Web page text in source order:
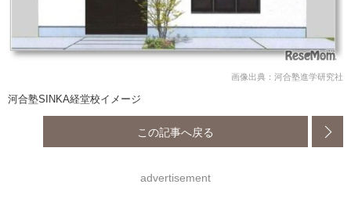
画像出典：河合塾進学研究社
河合塾SINKA経堂校イメージ
この記事へ戻る
advertisement